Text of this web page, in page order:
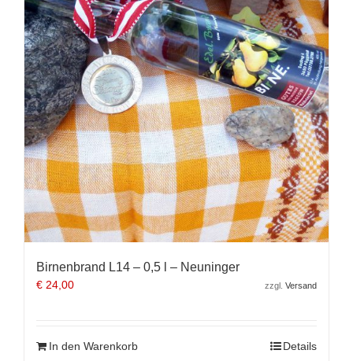
Birnenbrand L14 – 0,5 l – Neuninger
€ 24,00 zzgl. Versand
In den Warenkorb Details